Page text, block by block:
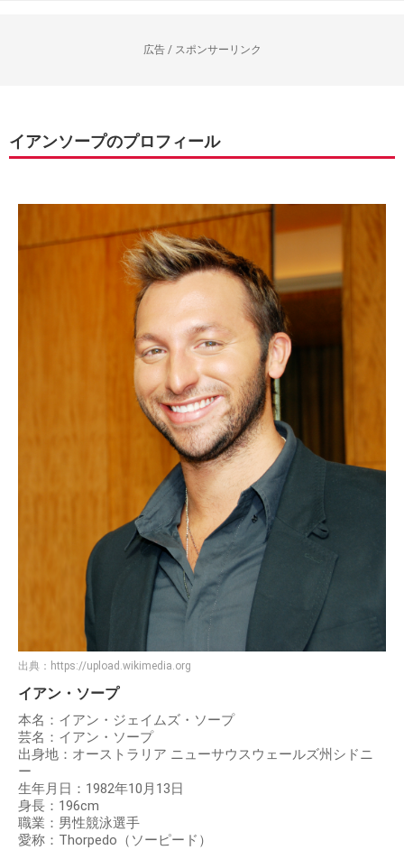
広告 / スポンサーリンク
イアンソープのプロフィール
出典： https://upload.wikimedia.org
イアン・ソープ
本名：イアン・ジェイムズ・ソープ
芸名：イアン・ソープ
出身地：オーストラリア ニューサウスウェールズ州シドニ
ー
生年月日：1982年10月13日
身長：196cm
職業：男性競泳選手
愛称：Thorpedo（ソーピード）